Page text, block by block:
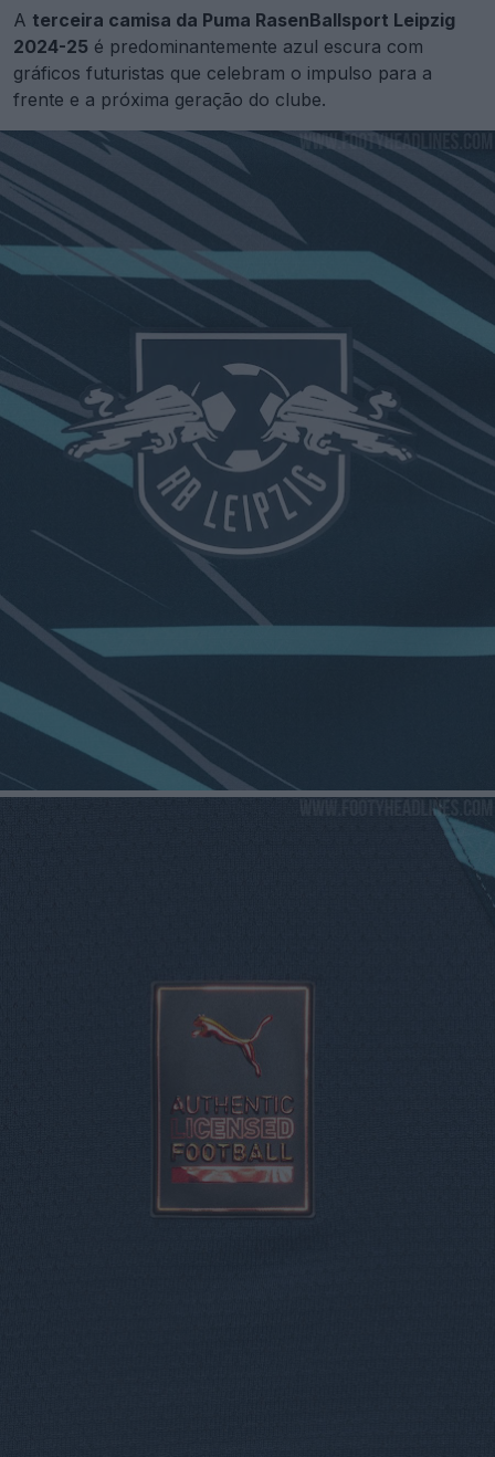
A terceira camisa da Puma RasenBallsport Leipzig
2024-25 é predominantemente azul escura com
gráficos futuristas que celebram o impulso para a
frente e a próxima geração do clube.